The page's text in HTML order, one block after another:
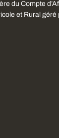
du Compte
et Rural géré